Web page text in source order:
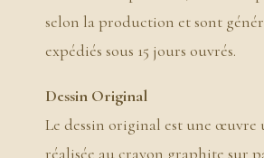
selon la production et sont
expédiés sous 15 jours ouvrés.
Dessin Original
Le dessin original est une œuvre
réalisée au crayon graphite sur